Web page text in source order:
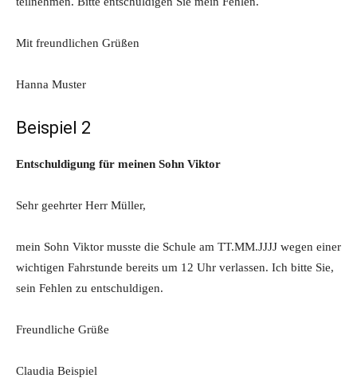
Mit freundlichen Grüßen
Hanna Muster
Beispiel 2
Entschuldigung für meinen Sohn Viktor
Sehr geehrter Herr Müller,
mein Sohn Viktor musste die Schule am TT.MM.JJJJ wegen einer
wichtigen Fahrstunde bereits um 12 Uhr verlassen. Ich bitte Sie,
sein Fehlen zu entschuldigen.
Freundliche Grüße
Claudia Beispiel